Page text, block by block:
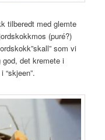
tilberedt med glemte
(puré?)
som vi
det kremete i
“skjeen”.